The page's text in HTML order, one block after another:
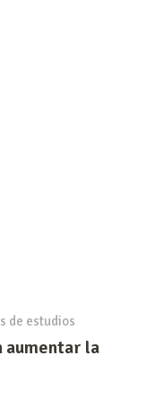
de estudios
aumentar la